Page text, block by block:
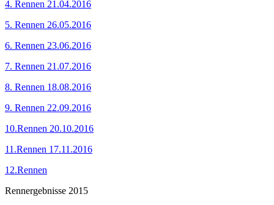
4. Rennen 21.04.2016
5. Rennen 26.05.2016
6. Rennen 23.06.2016
7. Rennen 21.07.2016
8. Rennen 18.08.2016
9. Rennen 22.09.2016
10.Rennen 20.10.2016
11.Rennen 17.11.2016
12.Rennen
Rennergebnisse 2015